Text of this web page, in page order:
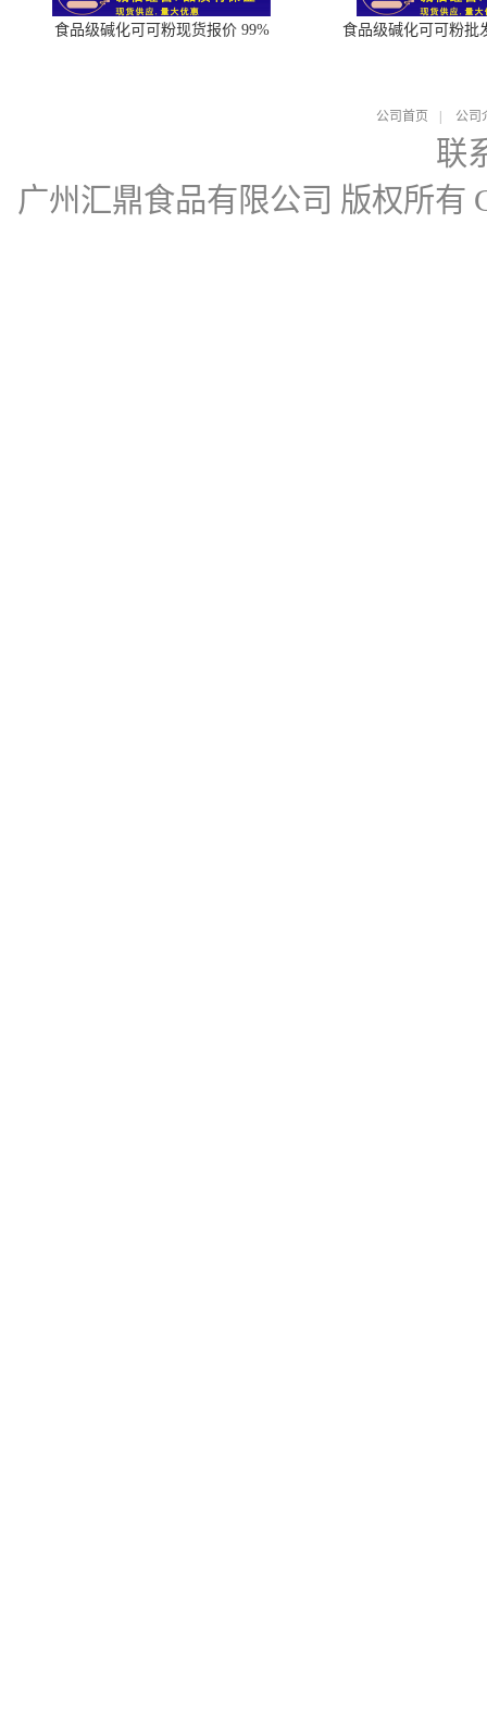
食品级碱化可可粉现货报价 99% 食品级碱化可可粉批
公司首页 公司
联
广州汇鼎食品有限公司 版权所有